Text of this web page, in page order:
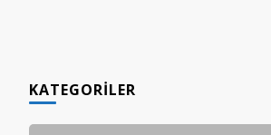
KATEGORILER